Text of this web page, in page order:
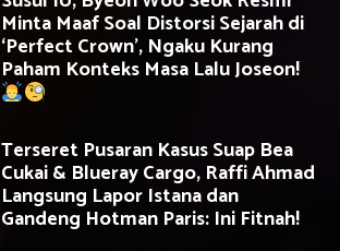
Minta Maaf Soal Distorsi Sejarah di
‘Perfect Crown’, Ngaku Kurang
Paham Konteks Masa Lalu Joseon!
Terseret Pusaran Kasus Suap Bea
Cukai & Blueray Cargo, Raffi Ahmad
Langsung Lapor Istana dan
Gandeng Hotman Paris: Ini Fitnah!